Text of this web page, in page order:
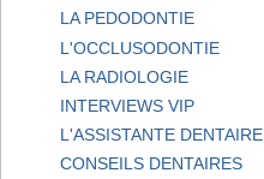
LA PEDODONTIE
L'OCCLUSODONTIE
LA RADIOLOGIE
INTERVIEWS VIP
L'ASSISTANTE DENTAIRE
CONSEILS DENTAIRES